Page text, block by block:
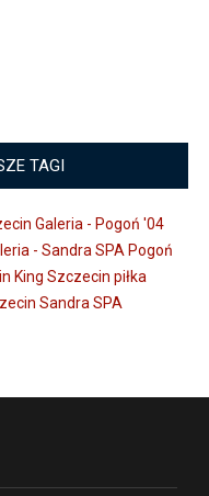
TAGI
Galeria - Pogoń '04
- Sandra SPA Pogoń
King Szczecin piłka
Sandra SPA